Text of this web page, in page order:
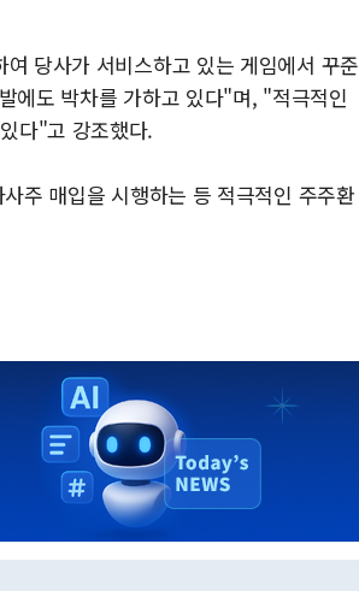
당사가 서비스하고 있는 게임에서 꾸준
에도 박차를 가하고 있다"며, "적극적인
다"고 강조했다.
주 매입을 시행하는 등 적극적인 주주환